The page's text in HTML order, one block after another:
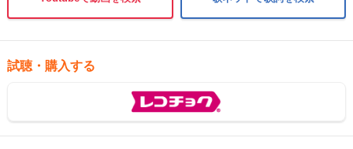
試聴・購入する